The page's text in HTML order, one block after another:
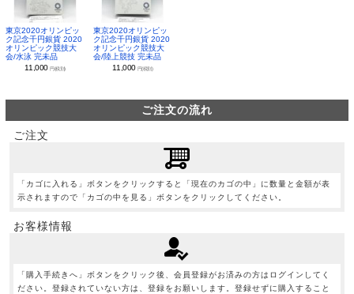
東京2020オリンピッ
ク記念千円銀貨 2020
オリンピック競技大
会/水泳 完未品
11,000円(税別)
東京2020オリンピッ
ク記念千円銀貨 2020
オリンピック競技大
会/陸上競技 完未品
11,000 円(税別)
ご注文の流れ
ご注文
「カゴに入れる」ボタンをクリックすると「現在のカゴの中」に数量と金額が表
示されますので「カゴの中を見る」ボタンをクリックしてください。
お客様情報
「購入手続きへ」ボタンをクリック後、会員登録がお済みの方はログインしてく
ださい。登録されていない方は、登録をお願いします。登録せずに購入すること